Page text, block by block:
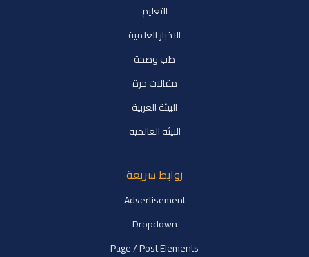
التعليم
الاخبار العلمية
طب وصحة
مقالات حرة
البيئة العربية
البيئة العالمية
روابط سريعة
Advertisement
Dropdown
Page / Post Elements